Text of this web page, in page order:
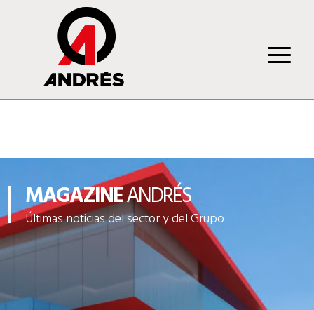
MAGAZINEANDRÉS
Últimas noticias del sector y del Grupo